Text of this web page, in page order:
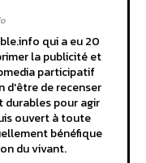
qui a eu 20
la publicité et
participatif
d'être de recenser
pour agir
ouvert à toute
bénéfique
du vivant.